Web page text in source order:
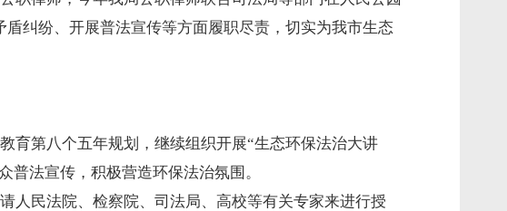
纠纷、开展普法宣传等方面履职尽责，切实为我市生态
育第八个五年规划，继续组织开展“生态环保法治大讲
法宣传，积极营造环保法治氛围。
人民法院、检察院、司法局、高校等有关专家来进行授